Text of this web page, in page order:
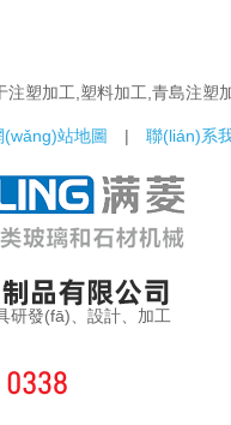
塑加工,塑料加工,青島注塑
(wǎng)站地圖 | 聯(lián)系
(fā)、設計、加工